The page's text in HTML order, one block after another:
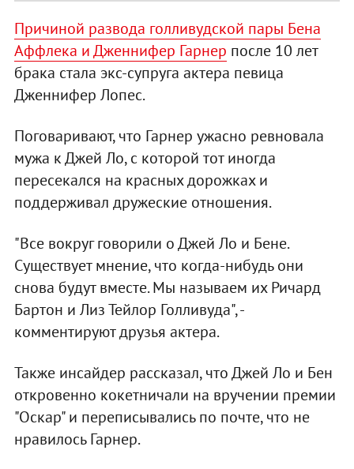
Причиной развода голливудской пары Бена
Аффлека и Дженнифер Гарнер после 10 лет
брака стала экс-супруга актера певица
Дженнифер Лопес.
Поговаривают, что Гарнер ужасно ревновала
мужа к Джей Ло, с которой тот иногда
пересекался на красных дорожках и
поддерживал дружеские отношения.
"Все вокруг говорили о Джей Ло и Бене.
Существует мнение, что когда-нибудь они
снова будут вместе. Мы называем их Ричард
Бартон и Лиз Тейлор Голливуда", -
комментируют друзья актера.
Также инсайдер рассказал, что Джей Ло и Бен
откровенно кокетничали на вручении премии
"Оскар" и переписывались по почте, что не
нравилось Гарнер.